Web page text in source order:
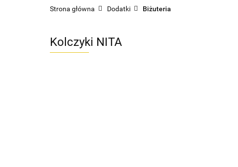
Strona główna Dodatki Biżuteria
Kolczyki NITA